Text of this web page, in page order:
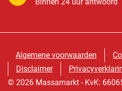
Algemene voorwaarden
Disclaimer
© 2026 Massamarkt - KvK: